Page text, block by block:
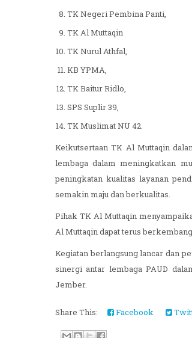
TK Negeri Pembina Panti,
TK Al Muttaqin
TK Nurul Athfal,
KB YPMA,
TK Baitur Ridlo,
SPS Suplir 39,
TK Muslimat NU 42.
Keikutsertaan TK Al Muttaqin
lembaga dalam meningkatkan
peningkatan kualitas layanan
semakin maju dan berkualitas.
Pihak TK Al Muttaqin
Al Muttaqin dapat terus
Kegiatan berlangsung lancar dan
sinergi antar lembaga PAUD
Jember.
Share This: Facebook